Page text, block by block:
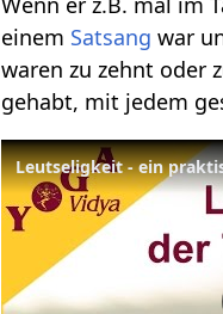
einem Satsang war
waren zu zehnt oder
gehabt, mit jedem